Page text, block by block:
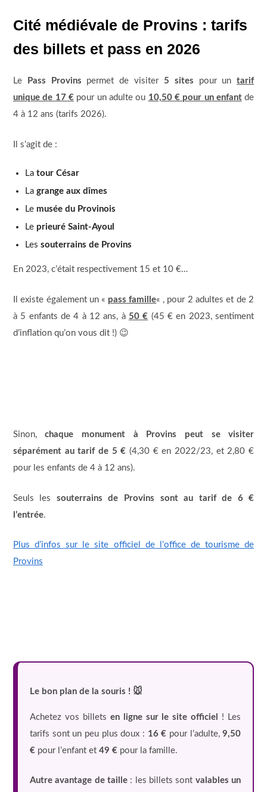
Cité médiévale de Provins : tarifs
des billets et pass en 2026
Le Pass Provins permet de visiter 5 sites pour untarif
unique de 17 €pour un adulte ou 10,50 € pour un enfantde
4 à 12 ans (tarifs 2026).
Il s’agit de :
La tour César
La grange aux dîmes
Le musée du Provinois
Le prieuré Saint-Ayoul
Les souterrains de Provins
En 2023, c’était respectivement 15 et 10 €…
Il existe également un « pass famille« , pour 2 adultes et de 2
à 5 enfants de 4 à 12 ans, à 50 € (45 € en 2023, sentiment
d’inflation qu’on vous dit !) 😉
Sinon,chaque monument à Provins peut se visiter
séparément au tarif de 5 € (4,30 € en 2022/23, et 2,80 €
pour les enfants de 4 à 12 ans).
Seuls les souterrains de Provins sont au tarif de 6 €
l’entrée.
Plus d’infos sur le site officiel de l’office de tourisme de
Provins
Le bon plan de la souris ! 🐭
Achetez vos billets en ligne sur le site officiel
! Les
tarifs sont un peu plus doux : 16 € pour l’adulte,9,50
€pour l’enfant et 49 €pour la famille.
Autre avantage de taille: les billets sont valables un